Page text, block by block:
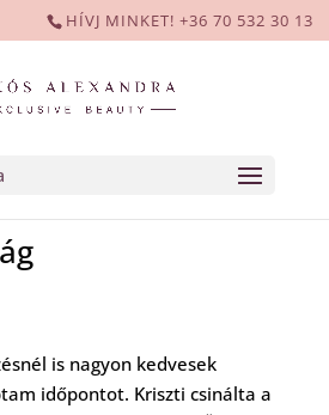
HÍVJ MINKET! +36 70 532 30 13
is nagyon kedvesek
időpontot. Kriszti csinálta a